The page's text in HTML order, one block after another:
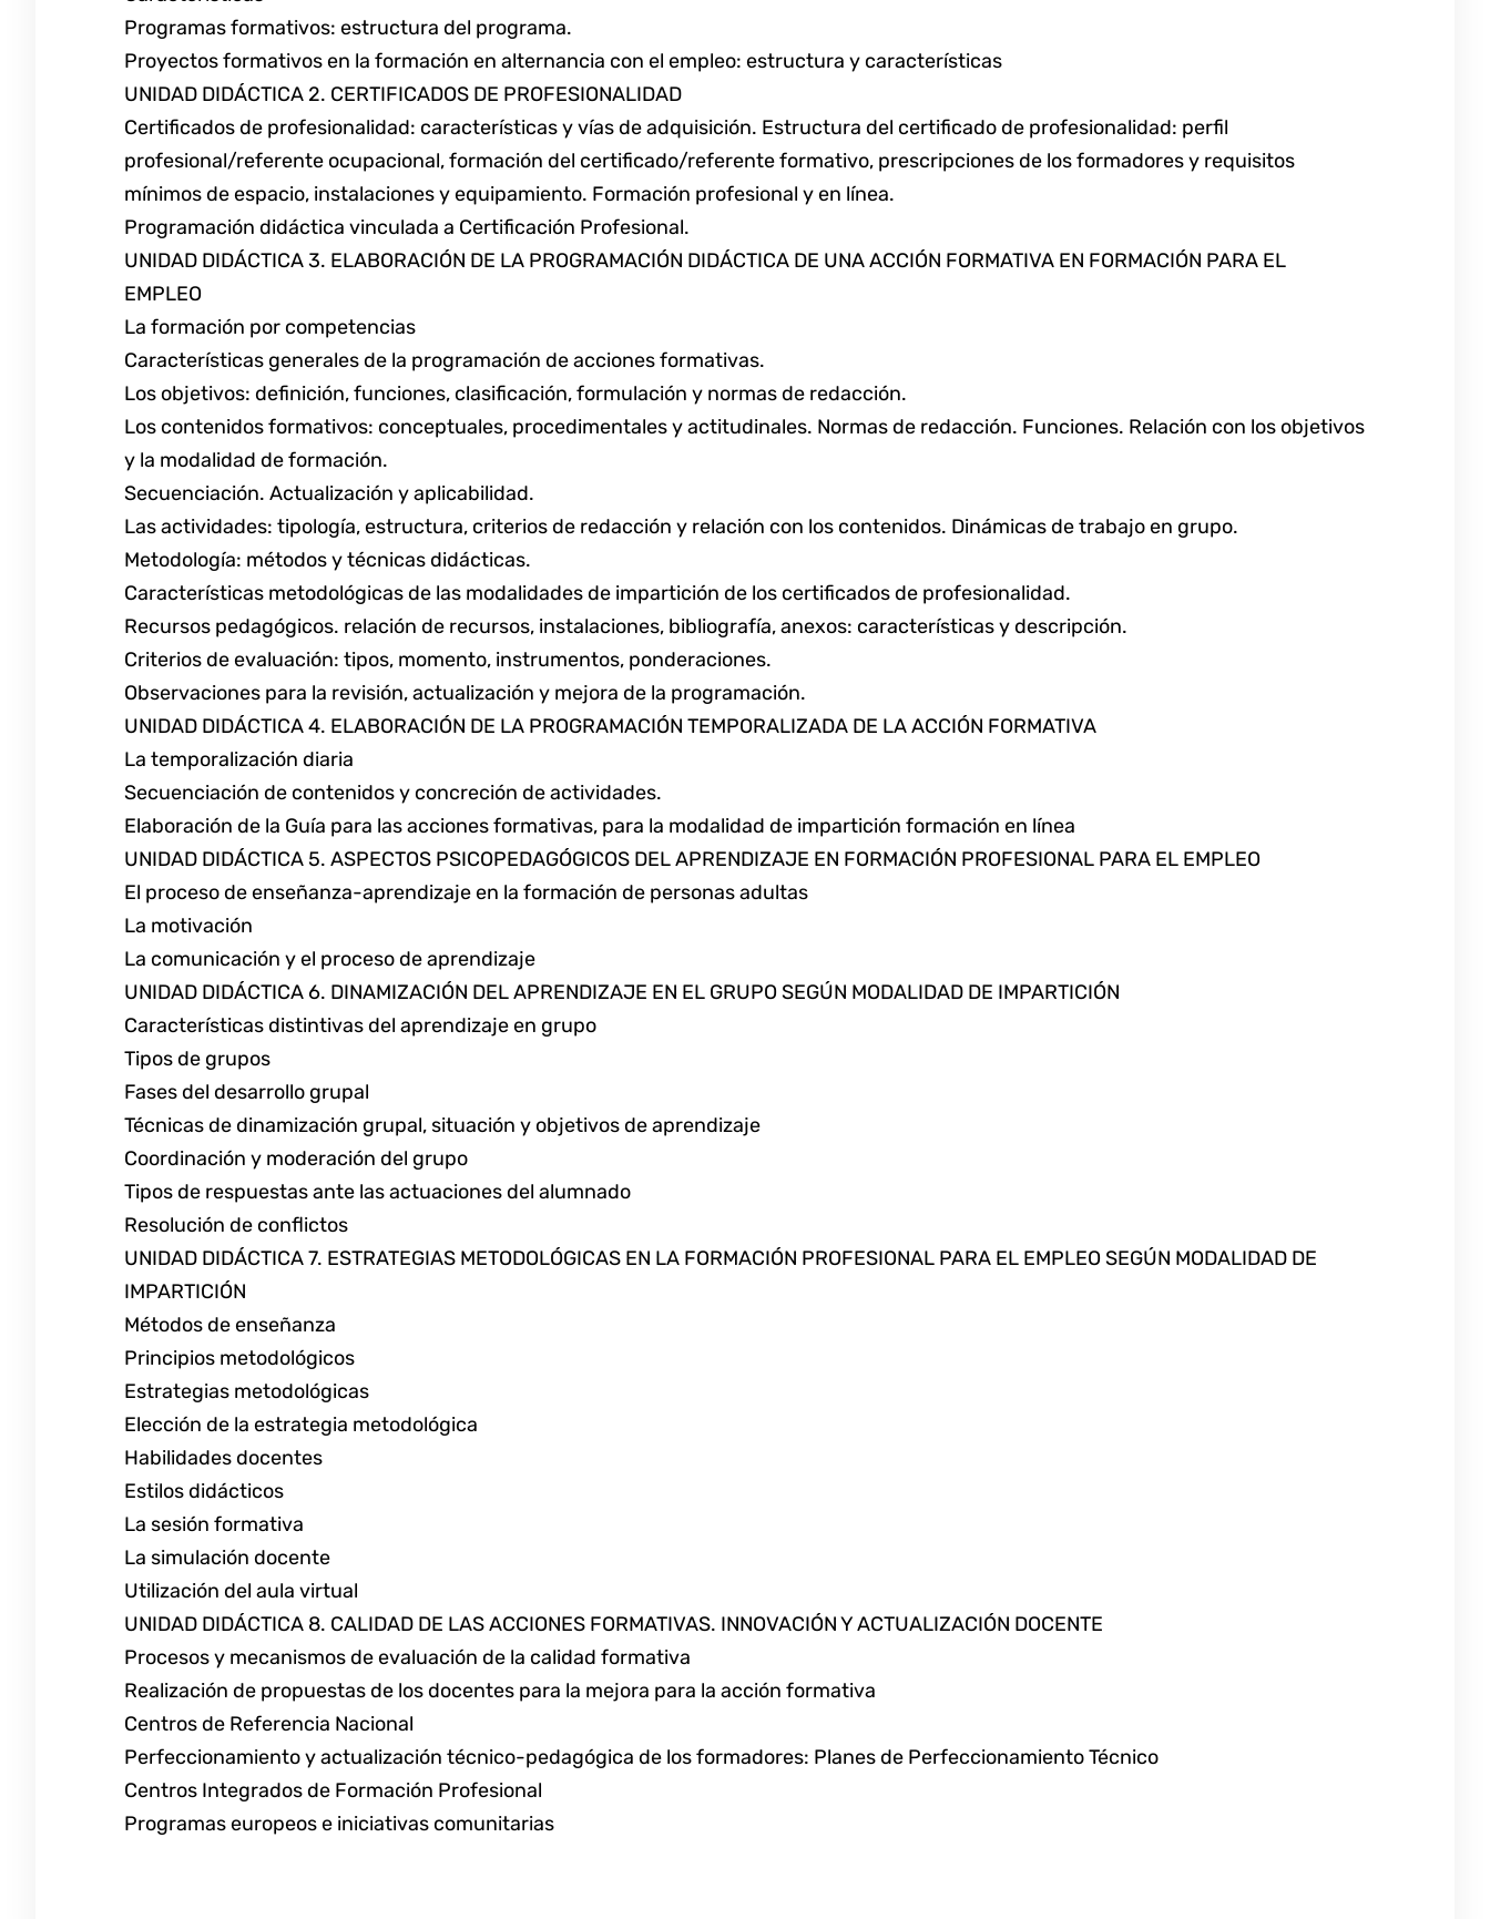
Programas formativos: estructura del programa.
Proyectos formativos en la formación en alternancia con el empleo: estructura y características
UNIDAD DIDÁCTICA 2. CERTIFICADOS DE PROFESIONALIDAD
Certificados de profesionalidad: características y vías de adquisición. Estructura del certificado de profesionalidad: perfil
profesional/referente ocupacional, formación del certificado/referente formativo, prescripciones de los formadores y requisitos
mínimos de espacio, instalaciones y equipamiento. Formación profesional y en línea.
Programación didáctica vinculada a Certificación Profesional.
UNIDAD DIDÁCTICA 3. ELABORACIÓN DE LA PROGRAMACIÓN DIDÁCTICA DE UNA ACCIÓN FORMATIVA EN FORMACIÓN PARA EL
EMPLEO
La formación por competencias
Características generales de la programación de acciones formativas.
Los objetivos: definición, funciones, clasificación, formulación y normas de redacción.
Los contenidos formativos: conceptuales, procedimentales y actitudinales. Normas de redacción. Funciones. Relación con los objetivos
y la modalidad de formación.
Secuenciación. Actualización y aplicabilidad.
Las actividades: tipología, estructura, criterios de redacción y relación con los contenidos. Dinámicas de trabajo en grupo.
Metodología: métodos y técnicas didácticas.
Características metodológicas de las modalidades de impartición de los certificados de profesionalidad.
Recursos pedagógicos. relación de recursos, instalaciones, bibliografía, anexos: características y descripción.
Criterios de evaluación: tipos, momento, instrumentos, ponderaciones.
Observaciones para la revisión, actualización y mejora de la programación.
UNIDAD DIDÁCTICA 4. ELABORACIÓN DE LA PROGRAMACIÓN TEMPORALIZADA DE LA ACCIÓN FORMATIVA
La temporalización diaria
Secuenciación de contenidos y concreción de actividades.
Elaboración de la Guía para las acciones formativas, para la modalidad de impartición formación en línea
UNIDAD DIDÁCTICA 5. ASPECTOS PSICOPEDAGÓGICOS DEL APRENDIZAJE EN FORMACIÓN PROFESIONAL PARA EL EMPLEO
El proceso de enseñanza-aprendizaje en la formación de personas adultas
La motivación
La comunicación y el proceso de aprendizaje
UNIDAD DIDÁCTICA 6. DINAMIZACIÓN DEL APRENDIZAJE EN EL GRUPO SEGÚN MODALIDAD DE IMPARTICIÓN
Características distintivas del aprendizaje en grupo
Tipos de grupos
Fases del desarrollo grupal
Técnicas de dinamización grupal, situación y objetivos de aprendizaje
Coordinación y moderación del grupo
Tipos de respuestas ante las actuaciones del alumnado
Resolución de conflictos
UNIDAD DIDÁCTICA 7. ESTRATEGIAS METODOLÓGICAS EN LA FORMACIÓN PROFESIONAL PARA EL EMPLEO SEGÚN MODALIDAD DE
IMPARTICIÓN
Métodos de enseñanza
Principios metodológicos
Estrategias metodológicas
Elección de la estrategia metodológica
Habilidades docentes
Estilos didácticos
La sesión formativa
La simulación docente
Utilización del aula virtual
UNIDAD DIDÁCTICA 8. CALIDAD DE LAS ACCIONES FORMATIVAS. INNOVACIÓN Y ACTUALIZACIÓN DOCENTE
Procesos y mecanismos de evaluación de la calidad formativa
Realización de propuestas de los docentes para la mejora para la acción formativa
Centros de Referencia Nacional
Perfeccionamiento y actualización técnico-pedagógica de los formadores: Planes de Perfeccionamiento Técnico
Centros Integrados de Formación Profesional
Programas europeos e iniciativas comunitarias